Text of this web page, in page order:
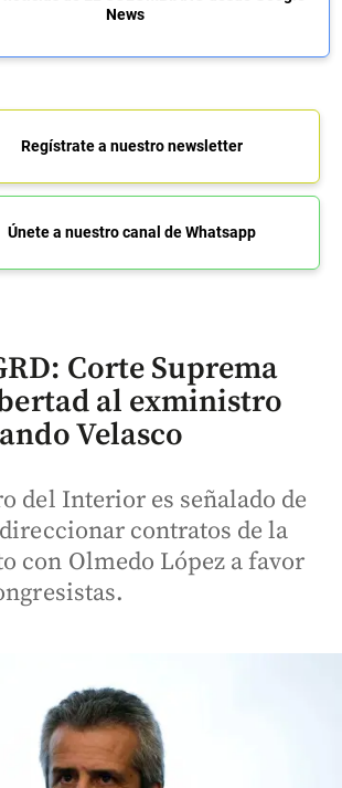
News
Regístrate a nuestro newsletter
Únete a nuestro canal de Whatsapp
Corte Suprema
al exministro
Velasco
del Interior es señalado de
contratos de la
con Olmedo López a favor